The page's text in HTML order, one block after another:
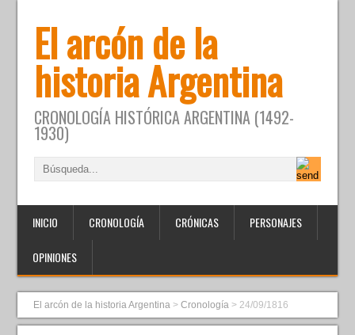
El arcón de la
historia Argentina
CRONOLOGÍA HISTÓRICA ARGENTINA (1492-
1930)
INICIO CRONOLOGÍA CRÓNICAS PERSONAJES
OPINIONES
El arcón de la historia Argentina >Cronología >24/09/1816